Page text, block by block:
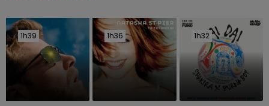
1h39
1h39 1h36
1h36 1h32
1h32